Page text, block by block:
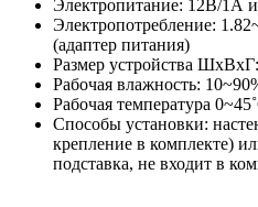
Электропитание: 12В/1А
Электропотребление:
(адаптер питания)
Размер устройства
Рабочая влажность:
Рабочая температура
Способы установки:
крепление в комплекте)
подставка, не входит в